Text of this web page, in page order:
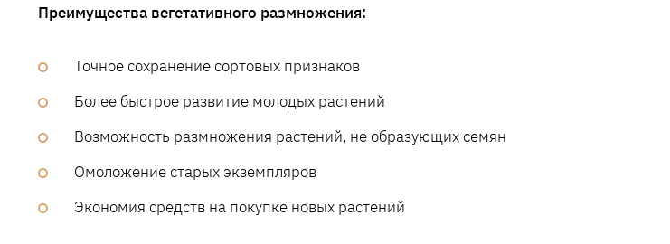
Преимущества вегетативного размножения:
Точное сохранение сортовых признаков
Более быстрое развитие молодых растений
Возможность размножения растений, не образующих семян
Омоложение старых экземпляров
Экономия средств на покупке новых растений